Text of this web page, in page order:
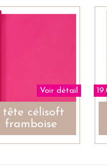
Voir détail
tête célisoft
framboise